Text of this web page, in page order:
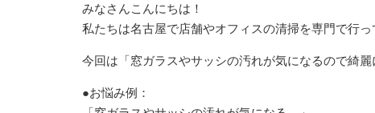
みなさんこんにちは！
私たちは名古屋で店舗やオフィスの清掃を専門で行っ
今回は「窓ガラスやサッシの汚れが気になるので綺
●お悩み例：